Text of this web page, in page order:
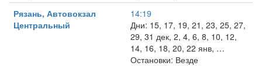
Рязань, Автовокзал
Центральный
14:19
Дни: 15, 17, 19, 21, 23, 25, 27,
29, 31 дек, 2, 4, 6, 8, 10, 12,
14, 16, 18, 20, 22 янв, …
Остановки: Везде